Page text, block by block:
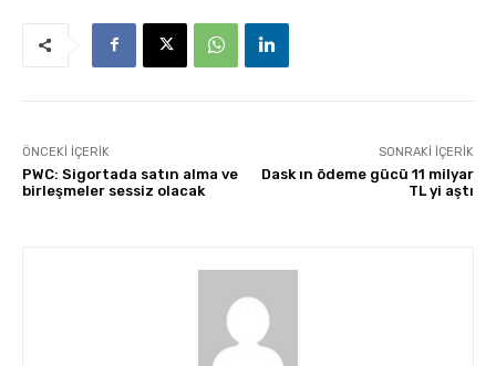
ÖNCEKI İÇERIK
PWC: Sigortada satın alma ve
birleşmeler sessiz olacak
SONRAKI İÇERIK
Dask ın ödeme gücü 11 milyar
TL yi aştı